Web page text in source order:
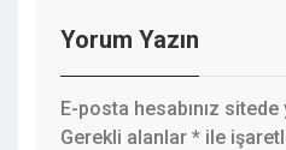
Yorum Yazın
E-posta hesabınız sitede
Gerekli alanlar * ile